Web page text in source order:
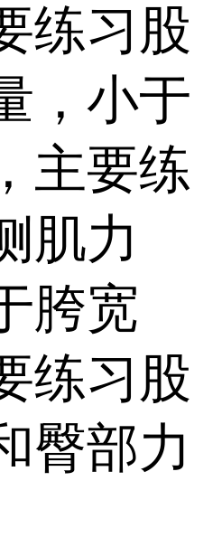
练习股
，小于
主要练
肌力
胯宽
练习股
臀部力